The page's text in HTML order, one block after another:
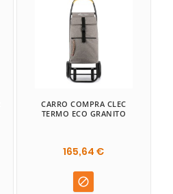
CARRO COMPRA CLEC
TERMO ECO GRANITO
165,64 €
